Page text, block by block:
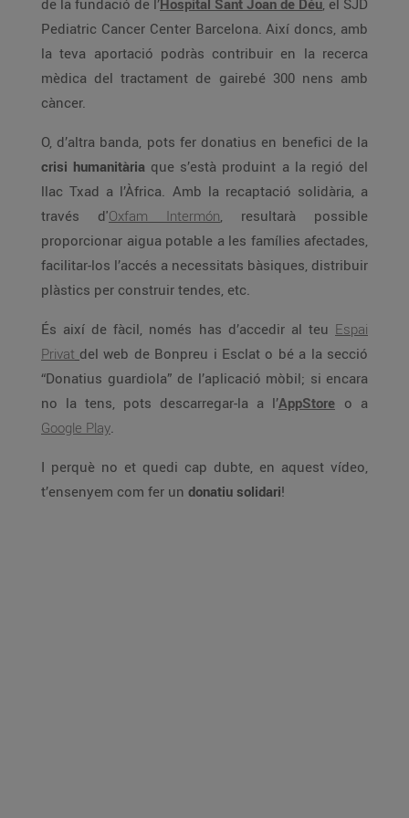
de la fundació de l’Hospital Sant Joan de Déu, el SJD
Pediatric Cancer Center Barcelona. Així doncs, amb
la teva aportació podràs contribuir en la recerca
mèdica del tractament de gairebé 300 nens amb
càncer.
O, d’altra banda, pots fer donatius en benefici de la
crisi humanitària que s’està produint a la regió del
llac Txad a l’Àfrica. Amb la recaptació solidària, a
través d'Oxfam Intermón, resultarà possible
proporcionar aigua potable a les famílies afectades,
facilitar-los l’accés a necessitats bàsiques, distribuir
plàstics per construir tendes, etc.
És així de fàcil, només has d’accedir al teu Espai
Privat del web de Bonpreu i Esclat o bé a la secció
“Donatius guardiola” de l’aplicació mòbil; si encara
no la tens, pots descarregar-la a l’AppStore o a
Google Play.
I perquè no et quedi cap dubte, en aquest vídeo,
t’ensenyem com fer un donatiu solidari!